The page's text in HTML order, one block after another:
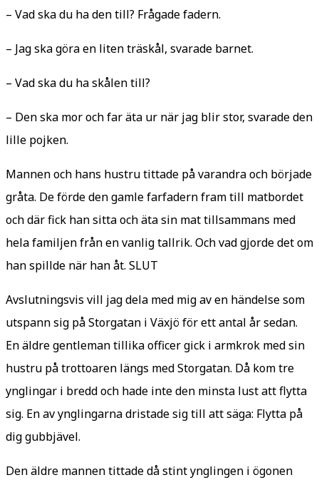
– Vad ska du ha den till? Frågade fadern.
– Jag ska göra en liten träskål, svarade barnet.
– Vad ska du ha skålen till?
– Den ska mor och far äta ur när jag blir stor, svarade den
lille pojken.
Mannen och hans hustru tittade på varandra och började
gråta. De förde den gamle farfadern fram till matbordet
och där fick han sitta och äta sin mat tillsammans med
hela familjen från en vanlig tallrik. Och vad gjorde det om
han spillde när han åt. SLUT
Avslutningsvis vill jag dela med mig av en händelse som
utspann sig på Storgatan i Växjö för ett antal år sedan.
En äldre gentleman tillika officer gick i armkrok med sin
hustru på trottoaren längs med Storgatan. Då kom tre
ynglingar i bredd och hade inte den minsta lust att flytta
sig. En av ynglingarna dristade sig till att säga: Flytta på
dig gubbjävel.
Den äldre mannen tittade då stint ynglingen i ögonen